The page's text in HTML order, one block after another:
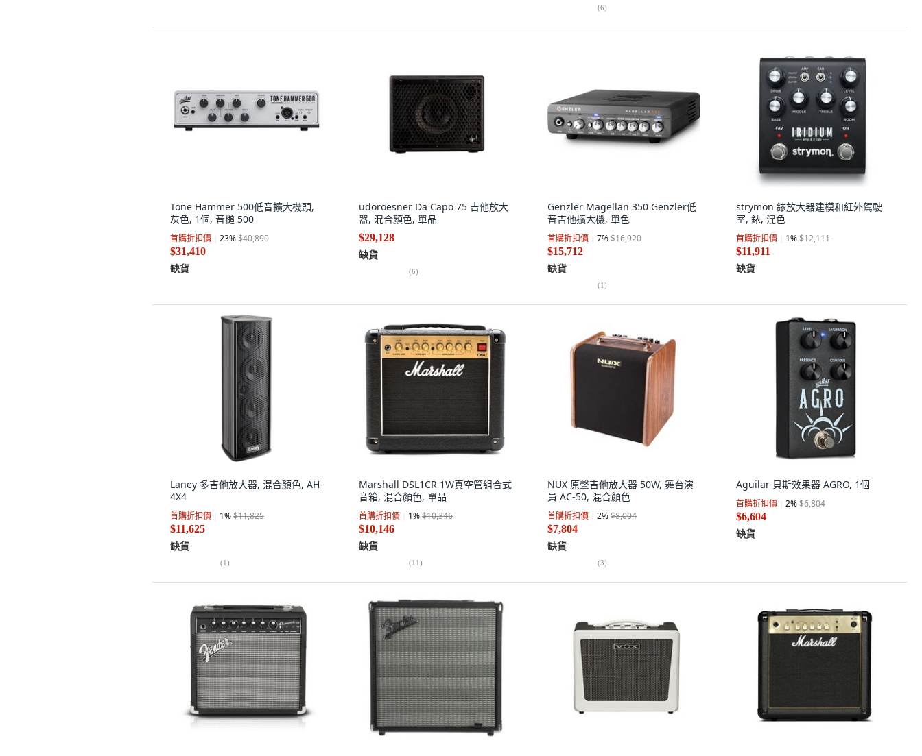
(6)
Tone Hammer 500低音擴大機頭,
灰色, 1個, 音槌 500
首購折扣價 23%$40,890
$31,410
缺貨
udoroesner Da Capo 75 吉他放大
器, 混合顏色, 單品
$29,128
缺貨
(6)
Genzler Magellan 350 Genzler低
音吉他擴大機, 單色
首購折扣價 7%$16,920
$15,712
缺貨
(1)
strymon 銥放大器建模和紅外駕駛
室, 銥, 混色
首購折扣價 1%$12,111
$11,911
缺貨
Laney 多吉他放大器, 混合顏色, AH-
4X4
首購折扣價 1%$11,825
$11,625
缺貨
(1)
Marshall DSL1CR 1W真空管組合式
音箱, 混合顏色, 單品
首購折扣價 1%$10,346
$10,146
缺貨
(11)
NUX 原聲吉他放大器 50W, 舞台演
員 AC-50, 混合顏色
首購折扣價 2%$8,004
$7,804
缺貨
(3)
Aguilar 貝斯效果器 AGRO, 1個
首購折扣價 2%$6,804
$6,604
缺貨